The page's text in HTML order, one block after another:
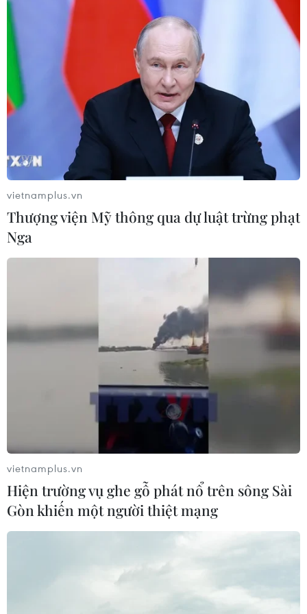
tranh Đông Hồ
05/08/2026 08:38
Sẵn sàng cho Lễ hội Việt Nam-Hàn
Quốc thành phố Đà Nẵng 2026
05/08/2026 07:46
Xem thêm
Phó Tổng Biên tập: NGUYỄN THỊ TÁM, KHÚC THANH
THỦY
Quy định sử dụng
Hỗ trợ
TTXVN
Dịch vụ tin
Quảng cáo
vietnamplus.vn
Thượng viện Mỹ thông qua dự luật trừng phạt
Nga
vietnamplus.vn
Hiện trường vụ ghe gỗ phát nổ trên sông Sài
Gòn khiến một người thiệt mạng